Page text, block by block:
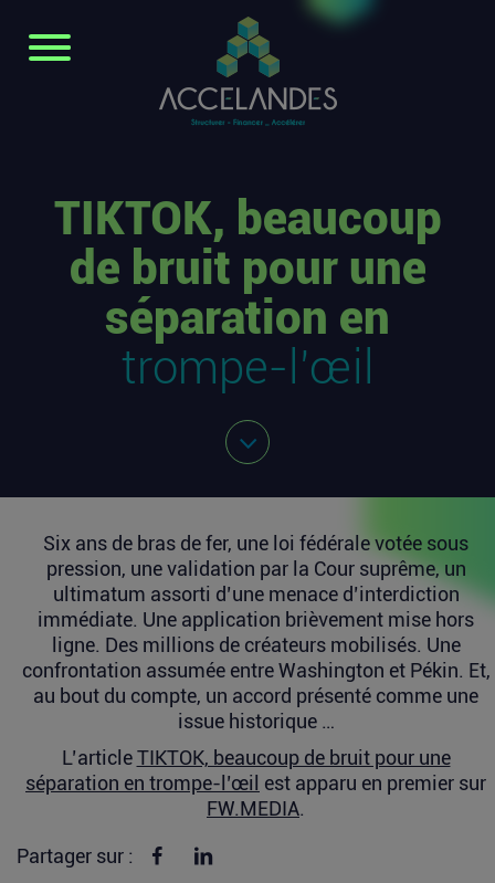
TIKTOK, beaucoup
de bruit pour une
séparation en
trompe-l’œil
Six ans de bras de fer, une loi fédérale votée sous
pression, une validation par la Cour suprême, un
ultimatum assorti d’une menace d’interdiction
immédiate. Une application brièvement mise hors
ligne. Des millions de créateurs mobilisés. Une
confrontation assumée entre Washington et Pékin. Et,
au bout du compte, un accord présenté comme une
issue historique …
L’articleTIKTOK, beaucoup de bruit pour une
séparation en trompe-l’œil est apparu en premier sur
FW.MEDIA.
Partager sur : Partager sur Facebook